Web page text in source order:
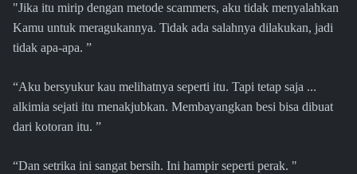
"Jika itu mirip dengan metode scammers, aku tidak menyalahkan
Kamu untuk meragukannya. Tidak ada salahnya dilakukan, jadi
tidak apa-apa. ”
“Aku bersyukur kau melihatnya seperti itu. Tapi tetap saja ...
alkimia sejati itu menakjubkan. Membayangkan besi bisa dibuat
dari kotoran itu. ”
“Dan setrika ini sangat bersih. Ini hampir seperti perak. "